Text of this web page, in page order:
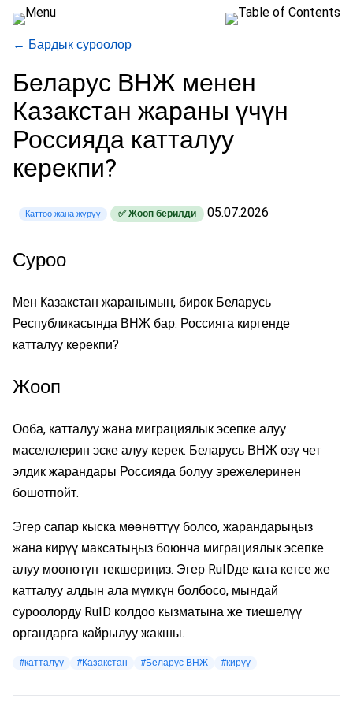
← Бардык суроолор
Беларус ВНЖ менен
Казакстан жараны үчүн
Россияда катталуу
керекпи?
Каттоо жана жүрүү ✅ Жооп берилди 05.07.2026
Суроо
Мен Казакстан жаранымын, бирок Беларусь
Республикасында ВНЖ бар. Россияга киргенде
катталуу керекпи?
Жооп
Ооба, катталуу жана миграциялык эсепке алуу
маселелерин эске алуу керек. Беларусь ВНЖ өзү чет
элдик жарандары Россияда болуу эрежелеринен
бошотпойт.
Эгер сапар кыска мөөнөттүү болсо, жарандарыңыз
жана кирүү максатыңыз боюнча миграциялык эсепке
алуу мөөнөтүн текшериңиз. Эгер RuIDде ката кетсе же
катталуу алдын ала мүмкүн болбосо, мындай
суроолорду RuID колдоо кызматына же тиешелүү
органдарга кайрылуу жакшы.
#катталуу #Казакстан #Беларус ВНЖ #кирүү